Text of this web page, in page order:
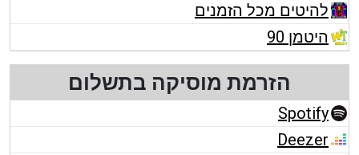
להיטים מכל הזמנים
היטמן 90
הזרמת מוסיקה בתשלום
Spotify
Deezer